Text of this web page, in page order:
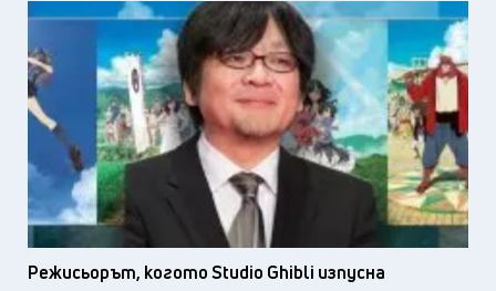
Режисьорът, когото Studio Ghibli изпусна